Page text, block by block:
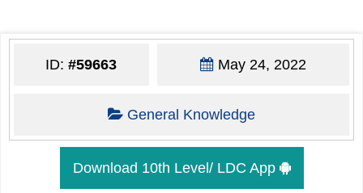
ID:#59663 May 24, 2022
General Knowledge
Download 10th Level/ LDC App